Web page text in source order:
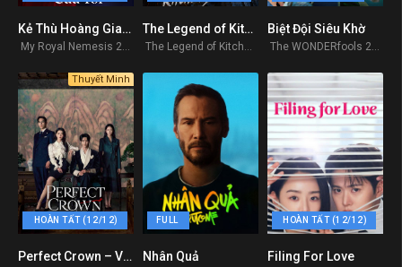
0Kẻ Thù Hoàng Gia Của Tôi 0
The Legend of Kitchen Soldier Biệt Đội Siêu Khờ
HOÀN TẤT (12/12)
0
Thuyết Minh
Perfect Crown – Vương Miện Hoàn Hảo
FULL
Nhân Quả
HOÀN TẤT (12/12)
Filing For Love